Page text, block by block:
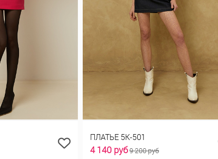
ПЛАТЬЕ 5К-501
4 140 руб9 200 руб